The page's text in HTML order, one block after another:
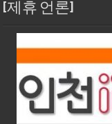
[제휴 언론]